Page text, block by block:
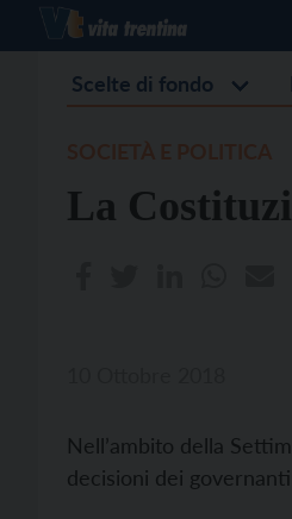
Scelte di fondo
La
Nell’ambito della
decisioni dei